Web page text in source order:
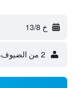
خ 13/8
2 من الضيوف، غرفة واحدة